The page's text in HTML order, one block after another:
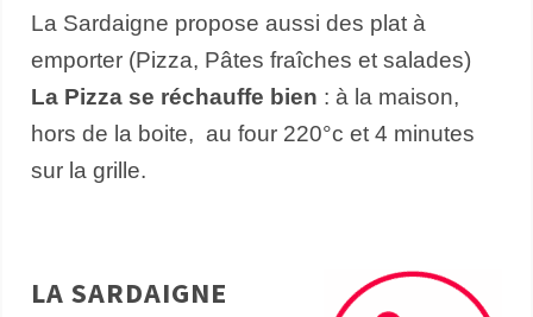
La Sardaigne propose aussi des plat à
emporter (Pizza, Pâtes fraîches et salades)
La Pizza se réchauffe bien : à la maison,
hors de la boite, au four 220°c et 4 minutes
sur la grille.
LA SARDAIGNE